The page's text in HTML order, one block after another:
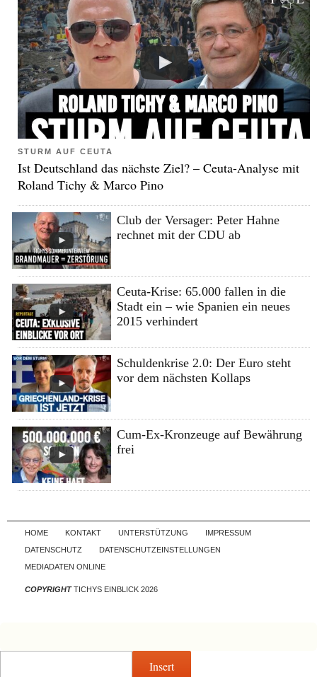
STURM AUF CEUTA
Ist Deutschland das nächste Ziel? – Ceuta-Analyse mit
Roland Tichy & Marco Pino
Club der Versager: Peter Hahne
rechnet mit der CDU ab
Ceuta-Krise: 65.000 fallen in die
Stadt ein – wie Spanien ein neues
2015 verhindert
Schuldenkrise 2.0: Der Euro steht
vor dem nächsten Kollaps
Cum-Ex-Kronzeuge auf Bewährung
frei
Skip to content
HOME KONTAKT UNTERSTÜTZUNG
IMPRESSUM
DATENSCHUTZ
DATENSCHUTZEINSTELLUNGEN
MEDIADATEN ONLINE
COPYRIGHTTICHYS EINBLICK 2026
Insert